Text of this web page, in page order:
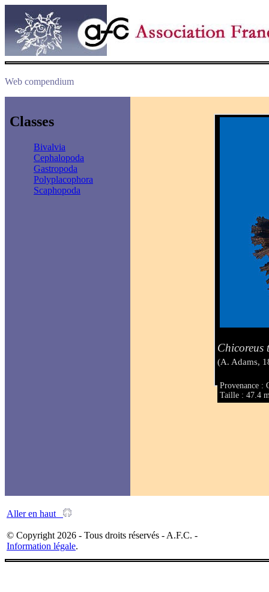
Web compendium
Classes
Bivalvia
Cephalopoda
Gastropoda
Polyplacophora
Scaphopoda
Chicoreus
(A. Adams,
Provenance :
Taille : 47.4
Aller en haut
© Copyright 2026 - Tous droits réservés - A.F.C. -
Information légale.